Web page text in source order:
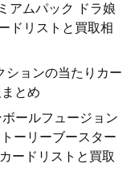
アムパック ドラ娘
ドリストと買取相
ションの当たりカー
とめ
ボールフュージョン
ーリーブースター
ードリストと買取